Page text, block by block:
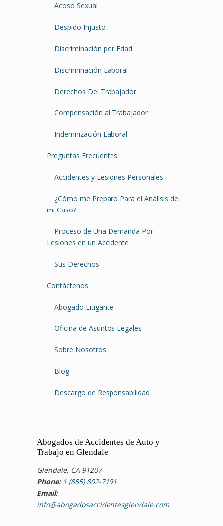
Acoso Sexual
Despido Injusto
Discriminación por Edad
Discriminación Laboral
Derechos Del Trabajador
Compensación al Trabajador
Indemnización Laboral
Preguntas Frecuentes
Accidentes y Lesiones Personales
¿Cómo me Preparo Para el Análisis de
mi Caso?
Proceso de Una Demanda Por
Lesiones en un Accidente
Sus Derechos
Contáctenos
Abogado Litigante
Oficina de Asuntos Legales
Sobre Nosotros
Blog
Descargo de Responsabilidad
Abogados de Accidentes de Auto y
Trabajo en Glendale
Glendale, CA 91207
Phone: 1 (855) 802-7191
Email:
info@abogadosaccidentesglendale.com